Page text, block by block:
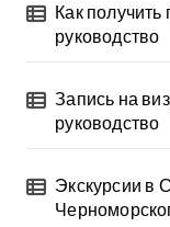
Как
руководство
Запись на
руководство
Экскурсии в